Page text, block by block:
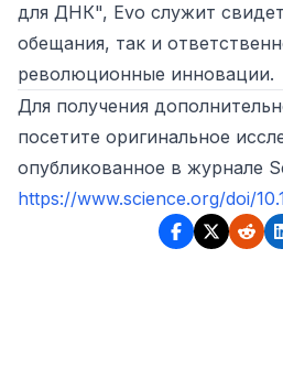
для ДНК", Evo служит
обещания, так и
революционные инновации.
Для получения
посетите оригинальное
опубликованное в журнале
https://www.science.org/doi/